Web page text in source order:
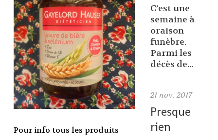
Pour info tous les produits
C’est une
semaine à
oraison
funèbre.
Parmi les
décès de...
21 nov. 2017
Presque
rien